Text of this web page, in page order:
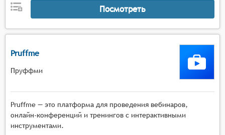
Посмотреть
Pruffme
Пруффми
Pruffme — это платформа для проведения вебинаров,
онлайн-конференций и тренингов с интерактивными
инструментами.